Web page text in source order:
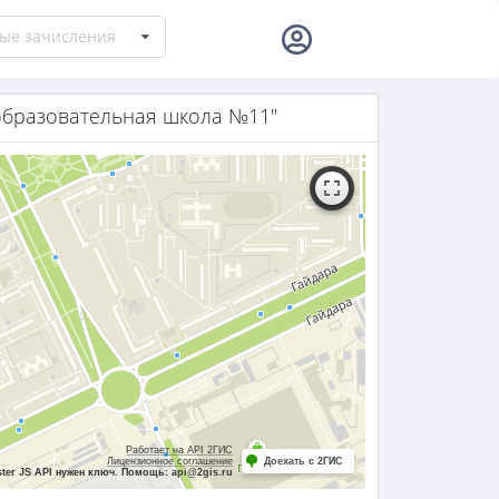
зачисления
школа №11"
Работает на API 2ГИС
Лицензионное соглашение
JS API нужен ключ. Помощь: api@2gis.ru
Доехать с 2ГИС